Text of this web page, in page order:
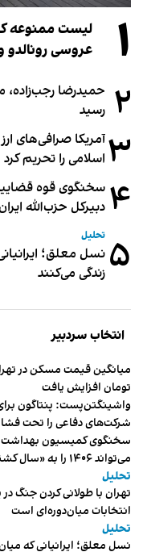
۱
عروسی رونالدو
۲ حمیدرضا
رسید
۳آمریکا صرافی‌های
اسلامی را تحریم کرد
۴ سخنگوی قوه
دبیر‌کل حزب‌الله
۵ تحلیل
نسل معلق؛
زندگی می‌کنند
انتخاب سردبیر
تومان افزایش یافت
واشینگتن‌پست: پنتاگون
شرکت‌های دفاعی را تحت
سخنگوی کمیسیون بهداشت
می‌تواند ۱۴۰۶ را به «سال کشتار بیماران» تبدیل کند
تحلیل
تهران با طولانی کردن جنگ
انتخابات میان‌دوره‌ای است
تحلیل
نسل معلق؛ ایرانیانی که